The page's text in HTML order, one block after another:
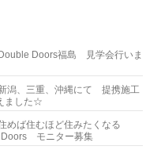
Doors福島 見学会行いま
潟、三重、沖縄にて 提携施工
ました☆
めば住むほど住みたくなる
Doors モニター募集